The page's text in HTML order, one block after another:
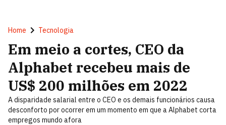
Home Tecnologia
Em meio a cortes, CEO da
Alphabet recebeu mais de
US$ 200 milhões em 2022
A disparidade salarial entre o CEO e os demais funcionários causa
desconforto por ocorrer em um momento em que a Alphabet corta
empregos mundo afora